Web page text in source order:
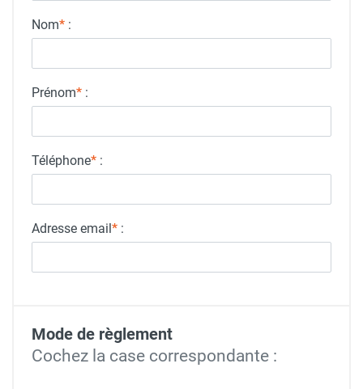
Nom* :
Prénom* :
Téléphone* :
Adresse email* :
Mode de règlement
Cochez la case correspondante :